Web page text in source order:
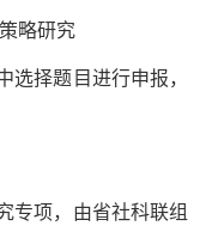
略研究
选择题目进行申报，
专项，由省社科联组